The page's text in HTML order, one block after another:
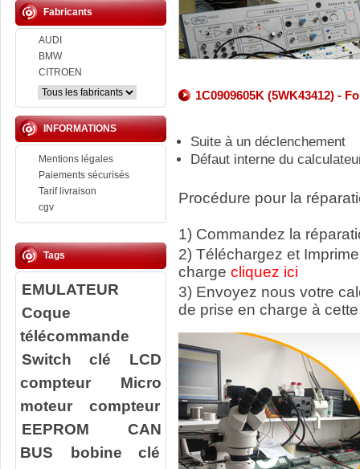
Fabricants
AUDI
BMW
CITROEN
INFORMATIONS
Mentions légales
Paiements sécurisés
Tarif livraison
cgv
Tags
EMULATEUR
Coque
télécommande
Switch clé
LCD
compteur
Micro
moteur compteur
EEPROM
CAN
BUS
bobine clé
1C0909605K (5WK43412) -
Suite à un déclenchement
Défaut interne du
Procédure pour la
1) Commandez la
2) Téléchargez et
charge cliquez ici
3) Envoyez nous votre
de prise en charge à